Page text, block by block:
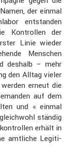
der einmal
entstanden
Kontrollen der
Linie wieder
Menschen
deshalb – mehr
den Alltag vieler
erneut die
auf dem
und « einmal
ständig
erhält in
amtliche Legiti­